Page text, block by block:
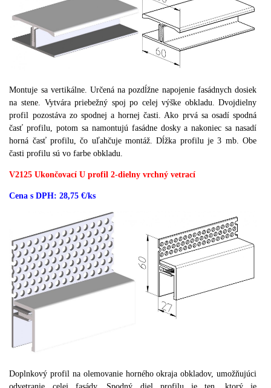
Montuje sa vertikálne.
Určená na pozdĺžne napojenie fasádnych dosiek
na stene.
Vytvára priebežný spoj po celej výške obkladu.
Dvojdielny
profil pozostáva zo spodnej a hornej časti.
Ako prvá sa osadí spodná
časť profilu, potom sa namontujú fasádne dosky a nakoniec sa nasadí
horná časť profilu, čo uľahčuje montáž.
Dĺžka profilu je 3 mb.
Obe
časti profilu sú vo farbe obkladu.
V2125 Ukončovací U profil 2-dielny vrchný vetrací
Cena s DPH: 28,75 €/ks
Doplnkový profil na olemovanie horného okraja obkladov, umožňujúci